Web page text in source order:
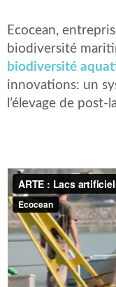
Ecocean,
biodiversité
biodiversité
innovations: un
l’élevage de post-